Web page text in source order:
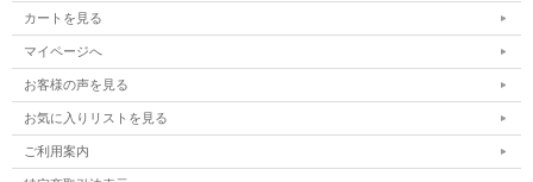
カートを見る
マイページへ
お客様の声を見る
お気に入りリストを見る
ご利用案内